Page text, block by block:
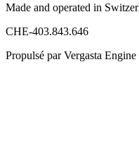
Made and operated in
CHE-403.843.646
Propulsé par Vergasta Engine